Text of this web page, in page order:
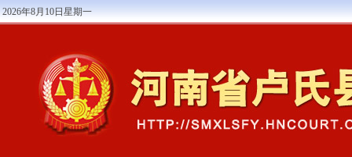
2026年8月10日星期一